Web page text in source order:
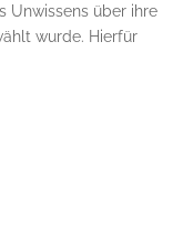
Unwissens über ihre
wurde. Hierfür